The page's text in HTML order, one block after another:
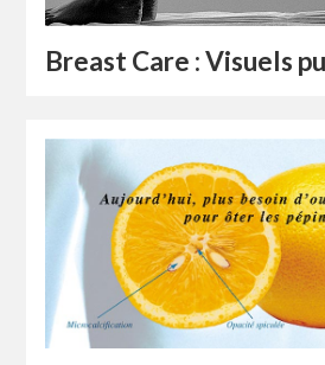
Breast Care : Visuels